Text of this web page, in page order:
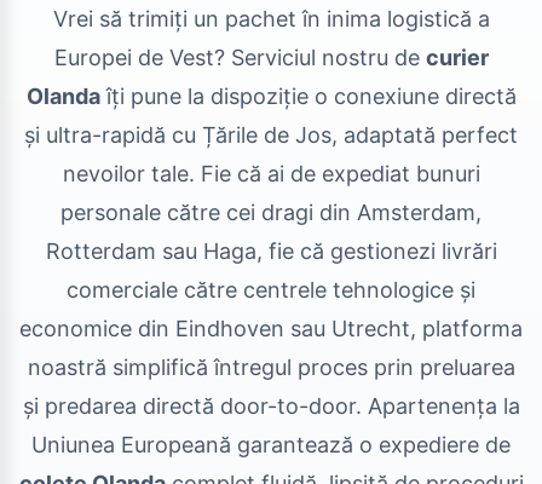
Vrei să trimiți un pachet în inima logistică a
Europei de Vest? Serviciul nostru de curier
Olandaîți pune la dispoziție o conexiune directă
și ultra-rapidă cu Țările de Jos, adaptată perfect
nevoilor tale. Fie că ai de expediat bunuri
personale către cei dragi din Amsterdam,
Rotterdam sau Haga, fie că gestionezi livrări
comerciale către centrele tehnologice și
economice din Eindhoven sau Utrecht, platforma
noastră simplifică întregul proces prin preluarea
și predarea directă door-to-door. Apartenența la
Uniunea Europeană garantează o expediere de